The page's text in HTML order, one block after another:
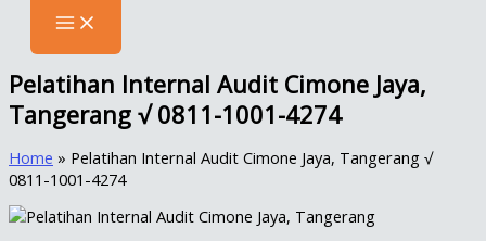
Pelatihan Internal Audit Cimone Jaya,
Tangerang √ 0811-1001-4274
Home » Pelatihan Internal Audit Cimone Jaya, Tangerang √
0811-1001-4274